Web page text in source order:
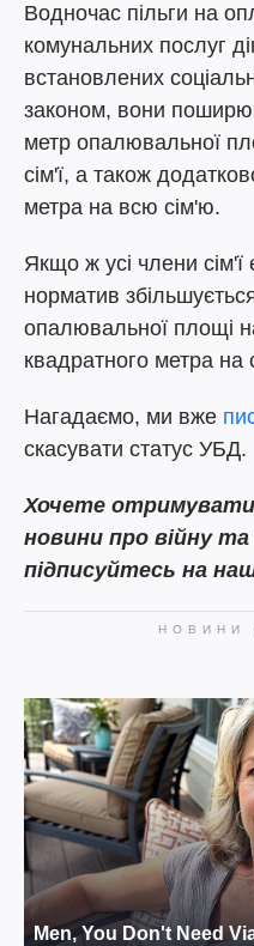
Водночас пільги на
комунальних послуг
встановлених
законом, вони
метр опалювальної
сім'ї, а також
метра на всю сім'ю.
Якщо ж усі члени
норматив
опалювальної площі
квадратного метра на
Нагадаємо, ми вже
скасувати статус УБД.
Хочете отримувати
новини про війну та
підписуйтесь на